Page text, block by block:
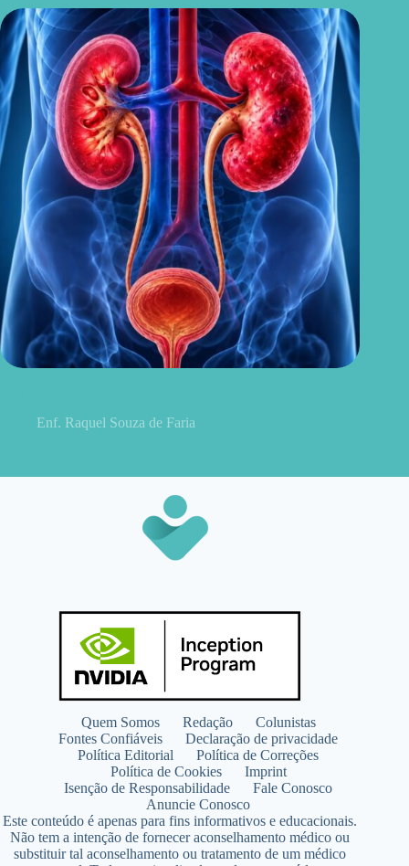
Enf. Raquel Souza de Faria
Quem Somos Redação
Colunistas
Fontes Confiáveis
Declaração de privacidade
Política Editorial
Política de Correções
Política de Cookies
Imprint
Isenção de Responsabilidade
Fale Conosco
Anuncie Conosco
Este conteúdo é apenas para fins informativos e educacionais.
Não tem a intenção de fornecer aconselhamento médico ou
substituir tal aconselhamento ou tratamento de um médico